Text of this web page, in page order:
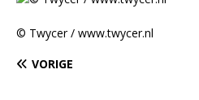
© Twycer / www.twycer.nl
VORIGE